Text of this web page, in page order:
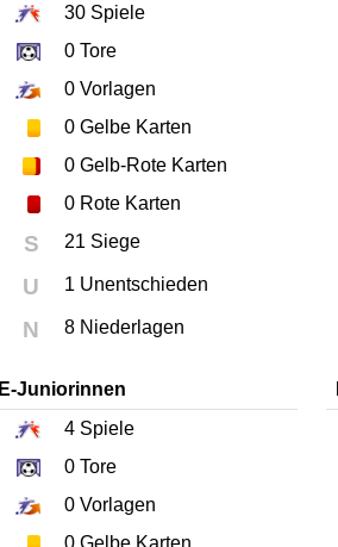
30Spiele
0Tore
0Vorlagen
0Gelbe Karten
0Gelb-Rote Karten
0Rote Karten
S 21 Siege
U 1 Unentschieden
N 8 Niederlagen
E-Juniorinnen
4Spiele
0Tore
0Vorlagen
0Gelbe Karten